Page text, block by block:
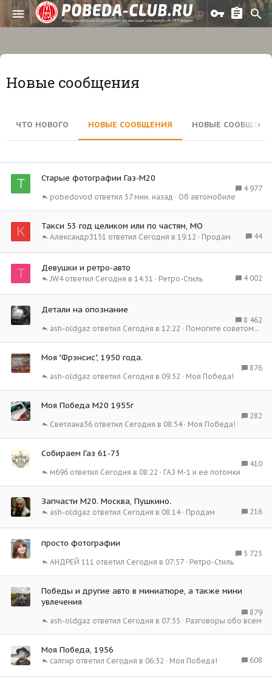
Новые сообщения
ЧТО НОВОГО НОВЫЕ СООБЩЕНИЯ НОВЫЕ
Т Старые фотографии Газ-М20
4 977
Об автомобиле
57 мин. назад
pobedovod
K Такси 53 год целиком или по частям, МО
44
Продам
Сегодня в 19:12
Александр3151
T Девушки и ретро-авто
4 002
Ретро-Стиль
Сегодня в 14:51
JW4
Детали на опознание
8 462
Помогите советом...
Сегодня в 12:22
ash-oldgaz
Моя "Фрэнсис", 1950 года.
876
Моя Победа!
Сегодня в 09:52
ash-oldgaz
Моя Победа М20 1955г
282
Моя Победа!
Сегодня в 08:54
Светлана36
Собираем Газ 61-73
410
ГАЗ М-1 и ее потомки
Сегодня в 08:22
м696
Запчасти М20. Москва, Пушкино.
216
Продам
Сегодня в 08:14
ash-oldgaz
просто фотографии
5 725
Ретро-Стиль
Сегодня в 07:57
АНДРЕЙ 111
Победы и другие авто в миниатюре, а также мини
увлечения
879
Разговоры обо всем
Сегодня в 07:55
ash-oldgaz
Моя Победа, 1956
608
Моя Победа!
Сегодня в 06:32
салгир